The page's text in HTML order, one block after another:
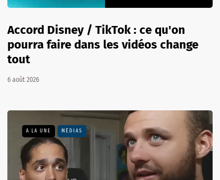
Accord Disney / TikTok : ce qu'on
pourra faire dans les vidéos change
tout
6 août 2026
A LA UNE MÉDIAS